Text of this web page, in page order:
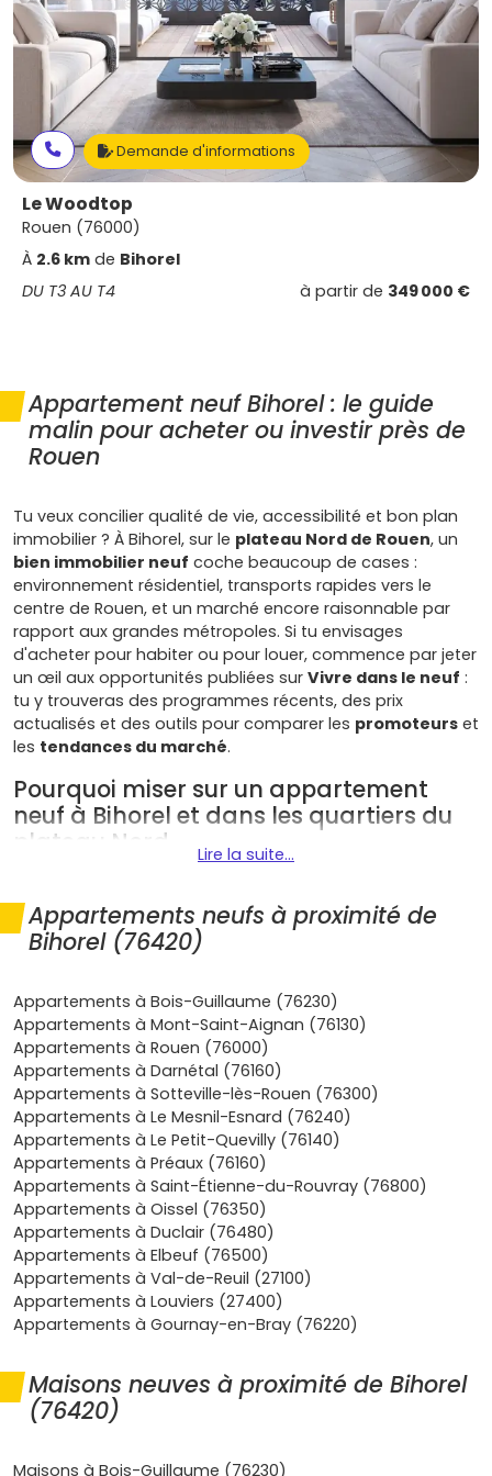
Demande d'informations
Le Woodtop
Rouen (76000)
À 2.6 km de Bihorel
DU T3 AU T4
à partir de 349 000 €
Appartement neuf Bihorel : le guide
malin pour acheter ou investir près de
Rouen
Tu veux concilier qualité de vie, accessibilité et bon plan
immobilier ? À Bihorel, sur le plateau Nord de Rouen, un
bien immobilier neuf coche beaucoup de cases :
environnement résidentiel, transports rapides vers le
centre de Rouen, et un marché encore raisonnable par
rapport aux grandes métropoles. Si tu envisages
d'acheter pour habiter ou pour louer, commence par jeter
un œil aux opportunités publiées sur Vivre dans le neuf :
tu y trouveras des programmes récents, des prix
actualisés et des outils pour comparer les promoteurs et
les tendances du marché.
Pourquoi miser sur un appartement
neuf à Bihorel et dans les quartiers du
plateau Nord
destination de choix pour ton projet immobilier :
Emplacement stratégique
centre. Tu profites d'un cadre verdoyant, d'écoles, de
commerces et de lignes de bus rapides vers la rive
droite. Pour unappartement neuf à Bihorel
l'assurance d'un quotidien simple et pratique.
Demande locative soutenue: la zone attire des
actifstravaillant à Rouen, des salariés du secteur
santéettertiaire, ainsi que des familles en quête de
calme. Pour un investissement, tu maximises le taux
d'occupation avec des petites surfaces bien situées.
Confort et performances énergétiques
: enRE
2020ou équivalent, les programmes neufs
permettent de réduire les charges (meilleure
isolation, gestion du chauffage, ventilation
performante). Tu bénéficies aussi des
(parfait achèvement, biennale, décennale).
frais de notaire réduits
viser lePTZpour l'accession et, côté investissement,
étudier la location meublée ou les dispositifs en
Lire la suite...
Appartements neufs à proximité de
Bihorel (76420)
Appartements à Bois-Guillaume (76230)
Appartements à Mont-Saint-Aignan (76130)
Appartements à Rouen (76000)
Appartements à Darnétal (76160)
Appartements à Sotteville-lès-Rouen (76300)
Appartements à Le Mesnil-Esnard (76240)
Appartements à Le Petit-Quevilly (76140)
Appartements à Préaux (76160)
Appartements à Saint-Étienne-du-Rouvray (76800)
Appartements à Oissel (76350)
Appartements à Duclair (76480)
Appartements à Elbeuf (76500)
Appartements à Val-de-Reuil (27100)
Appartements à Louviers (27400)
Appartements à Gournay-en-Bray (76220)
Maisons neuves à proximité de Bihorel
(76420)
Maisons à Bois-Guillaume (76230)